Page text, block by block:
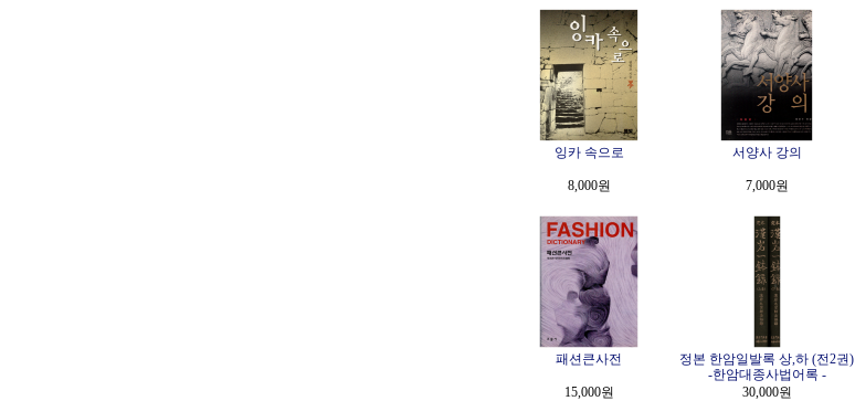
잉카 속으로
8,000원
서양사 강의
7,000원
패션큰사전
15,000원
정본 한암일발록 상,하 (전2권)
-한암대종사법어록 -
30,000원